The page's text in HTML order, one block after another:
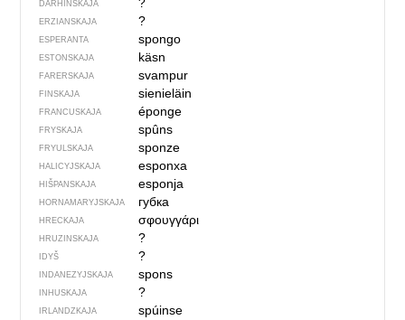
DARHINSKAJA
ERZIANSKAJA ?
ESPERANTA spongo
ESTONSKAJA käsn
FARERSKAJA svampur
FINSKAJA sienieläin
FRANCUSKAJA éponge
FRYSKAJA spûns
FRYULSKAJA sponze
HALICYJSKAJA esponxa
HIŠPANSKAJA esponja
HORNAMARYJSKAJA губка
HRECKAJA σφουγγάρι
HRUZINSKAJA ?
IDYŠ ?
INDANEZYJSKAJA spons
INHUSKAJA ?
IRLANDZKAJA spúinse